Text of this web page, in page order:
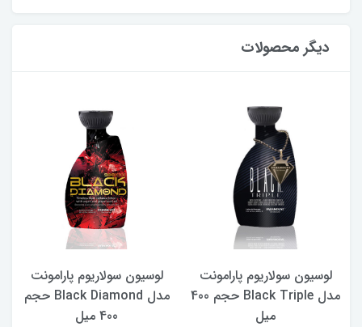
دیگر محصولات
لوسیون سولاریوم پارامونت
مدل Black Triple حجم 400
میل
لوسیون سولاریوم پارامونت
مدل Black Diamond حجم
400 میل